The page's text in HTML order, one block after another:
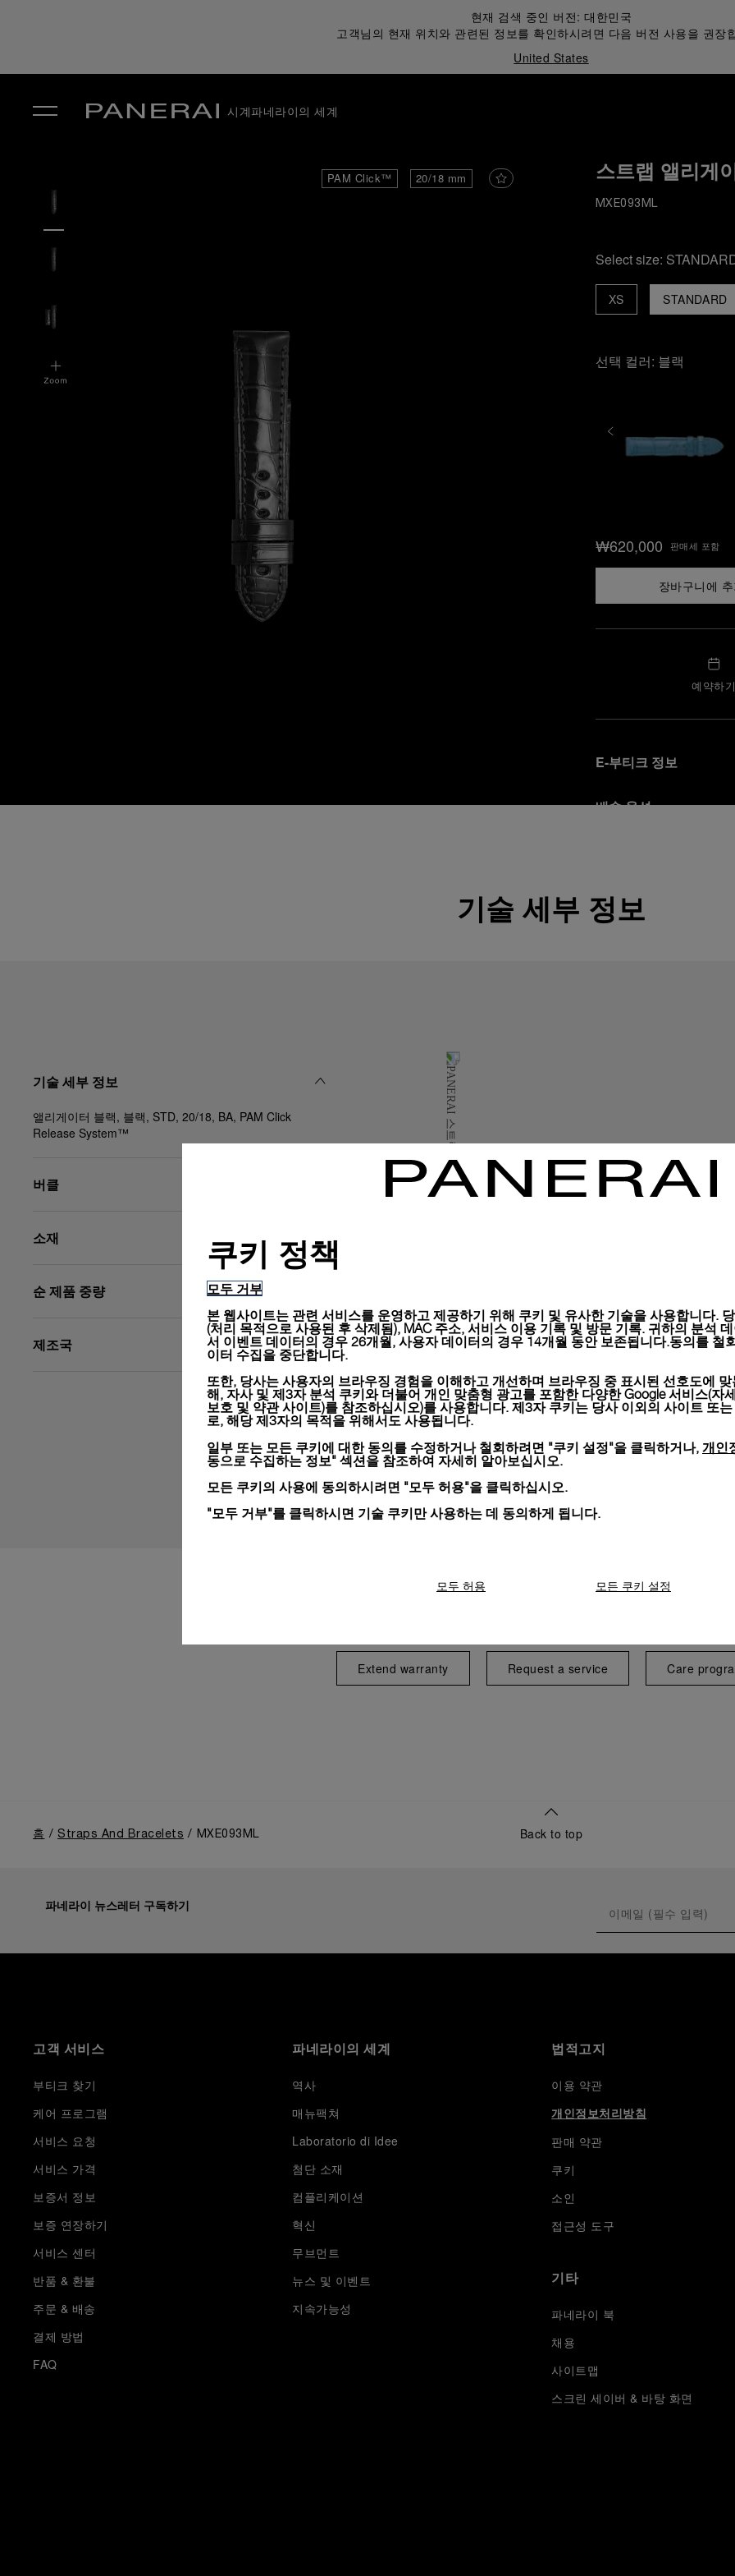
현재 검색 중인 버전:대한민국
고객님의 현재 위치와 관련된 정보를 확인하시려면 다음 버전 사용을 권장
United States
시계파네라이의 세계
PAM Click™ 20/18 mm 스트랩 앨리게
MXE093ML
Select size:
STANDARD
XS
선택 컬러: 블랙
₩620,000 판매세 포함
장바구니에
예약하
E-부티크 정보
배송 옵션
반품 정책
파네라이는 고객님의 만
시, 선물 메시지 포함 항
자세히 보기
기술 세부 정보
기술 세부 정보
앨리게이터 블랙, 블랙, STD, 20/18, BA, PAM Click
Release System™
버클
소재
순 제품 중량
제조국
Extend warranty Request a service Care
홈 Straps And Bracelets MXE093ML Back to top
파네라이 뉴스레터 구독하기
고객 서비스
부티크 찾기
케어 프로그램
서비스 요청
서비스 가격
보증서 정보
보증 연장하기
서비스 센터
반품 & 환불
주문 & 배송
결제 방법
FAQ
파네라이의 세계
역사
매뉴팩쳐
Laboratorio di Idee
첨단 소재
컴플리케이션
혁신
무브먼트
뉴스 및 이벤트
지속가능성
법적고지
이용 약관
개인정보처리방침
판매 약관
쿠키
소인
접근성 도구
기타
파네라이 북
채용
사이트맵
스크린 세이버 & 바탕 화면
쿠키 정책
모두 거부
본 웹사이트는 관련 서비스를 운영하고 제공하기 위해 쿠키 및 유사한 기술을 사용합니다.
(처리 목적으로 사용된 후 삭제됨), MAC 주소, 서비스 이용 기록 및 방문 기록. 귀하의 분석
서 이벤트 데이터의 경우 26개월, 사용자 데이터의 경우 14개월 동안 보존됩니다.동의를 철
이터 수집을 중단합니다.
또한, 당사는 사용자의 브라우징 경험을 이해하고 개선하며 브라우징 중 표시된 선호도에
해, 자사 및 제3자 분석 쿠키와 더불어 개인 맞춤형 광고를 포함한 다양한 Google 서비스(자
보호 및 약관 사이트)를 참조하십시오)를 사용합니다. 제3자 쿠키는 당사 이외의 사이트 또
로, 해당 제3자의 목적을 위해서도 사용됩니다.
일부 또는 모든 쿠키에 대한 동의를 수정하거나 철회하려면 "쿠키 설정"을 클릭하거나, 개인
동으로 수집하는 정보" 섹션을 참조하여 자세히 알아보십시오.
모든 쿠키의 사용에 동의하시려면 "모두 허용"을 클릭하십시오.
"모두 거부"를 클릭하시면 기술 쿠키만 사용하는 데 동의하게 됩니다.
모두 허용 모든 쿠키 설정